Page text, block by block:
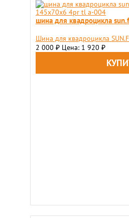
шина для квадроцикла
Шина для квадроцикла
2 000 ₽ Цена: 1 920 ₽